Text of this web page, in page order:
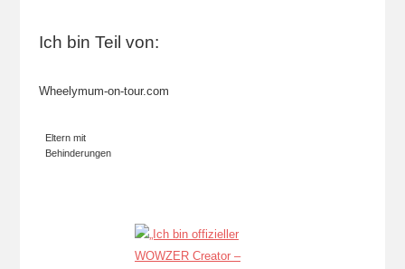
Ich bin Teil von:
Wheelymum-on-tour.com
Eltern mit
Behinderungen